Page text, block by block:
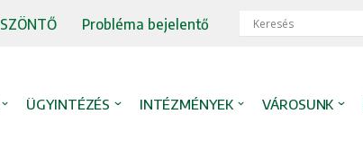
Probléma bejelentő
ÜGYINTÉZÉS INTÉZMÉNYEK VÁROSUNK